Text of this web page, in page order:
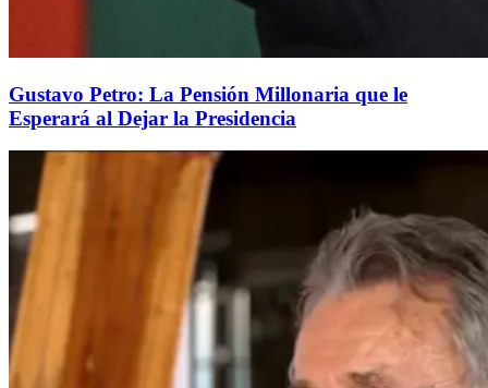
Gustavo Petro: La Pensión Millonaria que le
Esperará al Dejar la Presidencia